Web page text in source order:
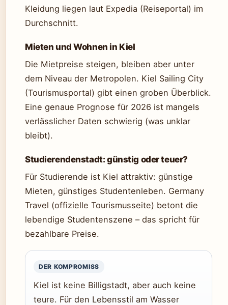
Kleidung liegen laut Expedia (Reiseportal) im
Durchschnitt.
Mieten und Wohnen in Kiel
Die Mietpreise steigen, bleiben aber unter
dem Niveau der Metropolen. Kiel Sailing City
(Tourismusportal) gibt einen groben Überblick.
Eine genaue Prognose für 2026 ist mangels
verlässlicher Daten schwierig (was unklar
bleibt).
Studierendenstadt: günstig oder teuer?
Für Studierende ist Kiel attraktiv: günstige
Mieten, günstiges Studentenleben. Germany
Travel (offizielle Tourismusseite) betont die
lebendige Studentenszene – das spricht für
bezahlbare Preise.
DER KOMPROMISS
Kiel ist keine Billigstadt, aber auch keine
teure. Für den Lebensstil am Wasser